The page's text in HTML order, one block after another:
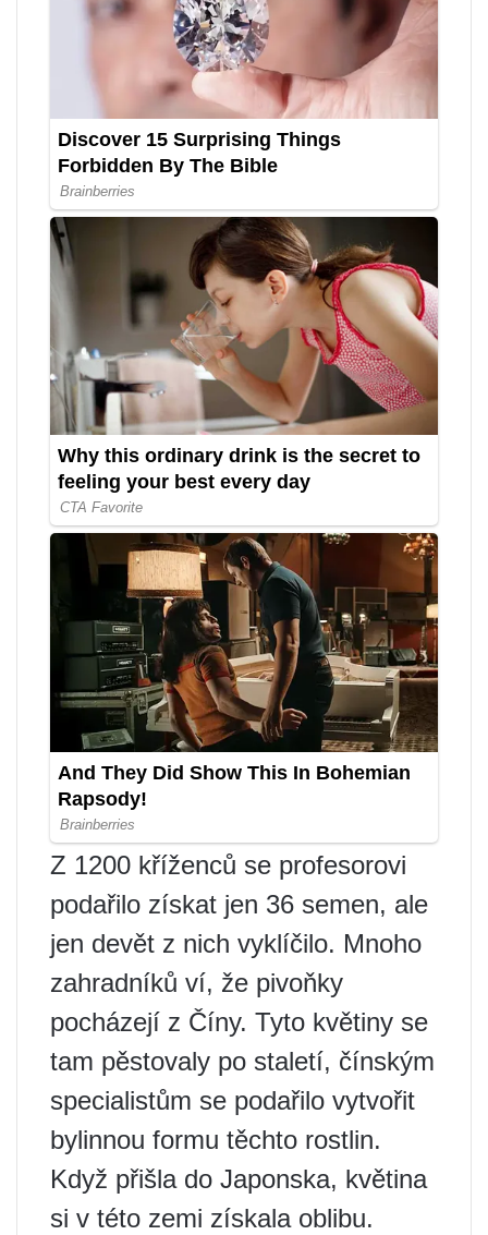
Z 1200 kříženců se profesorovi
podařilo získat jen 36 semen, ale
jen devět z nich vyklíčilo. Mnoho
zahradníků ví, že pivoňky
pocházejí z Číny. Tyto květiny se
tam pěstovaly po staletí, čínským
specialistům se podařilo vytvořit
bylinnou formu těchto rostlin.
Když přišla do Japonska, květina
si v této zemi získala oblibu.